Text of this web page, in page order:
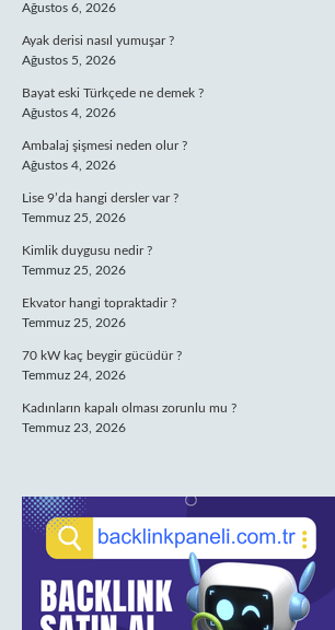
Ağustos 6, 2026
Ayak derisi nasıl yumuşar ?
Ağustos 5, 2026
Bayat eski Türkçede ne demek ?
Ağustos 4, 2026
Ambalaj şişmesi neden olur ?
Ağustos 4, 2026
Lise 9’da hangi dersler var ?
Temmuz 25, 2026
Kimlik duygusu nedir ?
Temmuz 25, 2026
Ekvator hangi topraktadir ?
Temmuz 25, 2026
70 kW kaç beygir gücüdür ?
Temmuz 24, 2026
Kadınların kapalı olması zorunlu mu ?
Temmuz 23, 2026